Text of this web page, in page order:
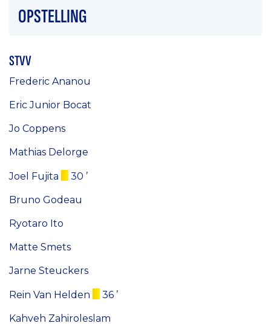
OPSTELLING
STVV
Frederic Ananou
Eric Junior Bocat
Jo Coppens
Mathias Delorge
Joel Fujita 30 ’
Bruno Godeau
Ryotaro Ito
Matte Smets
Jarne Steuckers
Rein Van Helden 36 ’
Kahveh Zahiroleslam